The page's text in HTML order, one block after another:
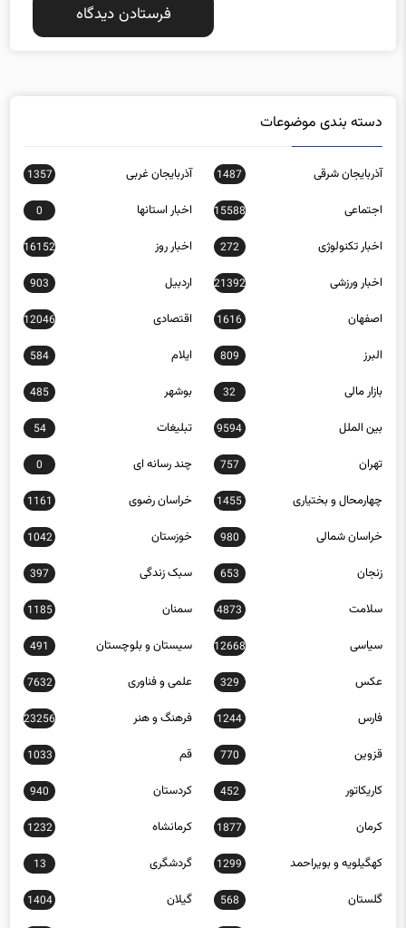
آذربایجان شرقی
اجتماعی 15588 اخبار استانها 0
اخبار تکنولوژی 272 اخبار روز 16152
اخبار ورزشی 21392 اردبیل 903
اصفهان 1616 اقتصادی 12046
البرز 809 ایلام 584
بازار مالی 32 بوشهر 485
بین الملل 9594 تبلیغات 54
تهران 757 چند رسانه ای 0
چهارمحال و بختیاری 1455 خراسان رضوی 1161
خراسان شمالی 980 خوزستان 1042
زنجان 653 سبک زندگی 397
سلامت 4873 سمنان 1185
سیاسی 12668 سیستان و بلوچستان 491
عکس 329 علمی و فناوری 7632
فارس 1244 فرهنگ و هنر 23256
قزوین 770 قم 1033
کاریکاتور 452 کردستان 940
کرمان 1877 کرمانشاه 1232
کهگیلویه و بویراحمد 1299 گردشگری 13
گلستان 568 گیلان 1404
لرستان 1161 مازندران 897